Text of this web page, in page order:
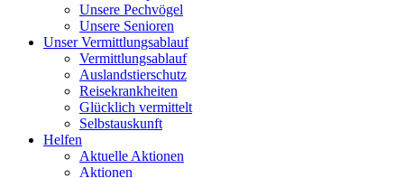
Unsere Pechvögel
Unsere Senioren
Unser Vermittlungsablauf
Vermittlungsablauf
Auslandstierschutz
Reisekrankheiten
Glücklich vermittelt
Selbstauskunft
Helfen
Aktuelle Aktionen
Aktionen